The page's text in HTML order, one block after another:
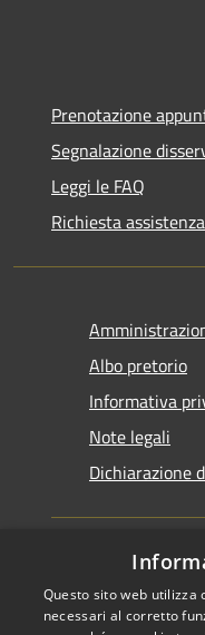
Prenotazione
Segnalazione
Leggi le FAQ
Richiesta assistenza
Albo pretorio
Informativa
Note legali
Dichiarazione
RSS
Questo sito web
necessari al corretto